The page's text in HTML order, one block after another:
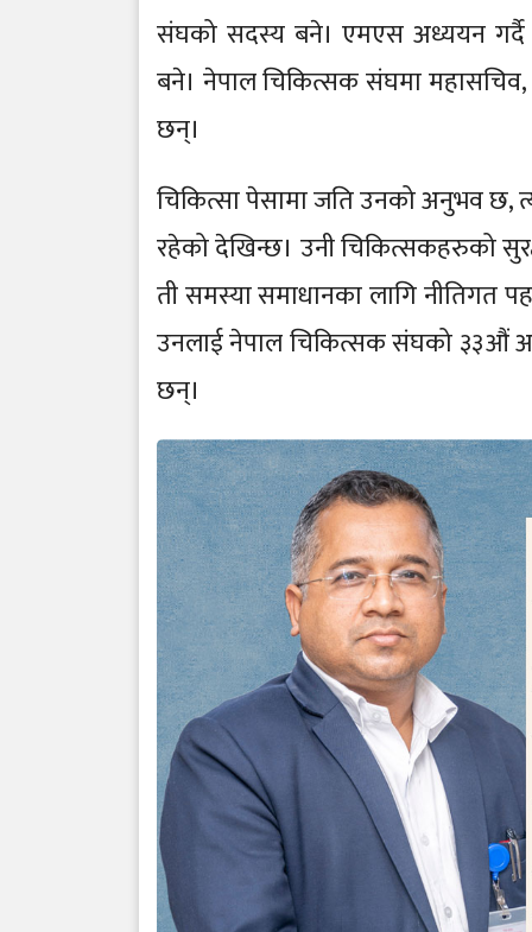
संघको सदस्य बने। एमएस अध्ययन गर्दै
बने। नेपाल चिकित्सक संघमा महासचिव,
छन्।
चिकित्सा पेसामा जति उनको अनुभव छ,
रहेको देखिन्छ। उनी चिकित्सकहरुको
ती समस्या समाधानका लागि नीतिगत
उनलाई नेपाल चिकित्सक संघको ३३औं
छन्।